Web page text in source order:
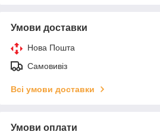
Умови доставки
Нова Пошта
Самовивіз
Всі умови доставки
Умови оплати